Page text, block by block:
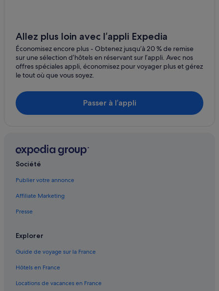
Allez plus loin avec l’appli Expedia
Économisez encore plus - Obtenez jusqu’à 20 % de remise
sur une sélection d’hôtels en réservant sur l’appli. Avec nos
offres spéciales appli, économisez pour voyager plus et gérez
le tout où que vous soyez.
Passer à l’appli
Société
Publier votre annonce
Affiliate Marketing
Presse
Explorer
Guide de voyage sur la France
Hôtels en France
Locations de vacances en France